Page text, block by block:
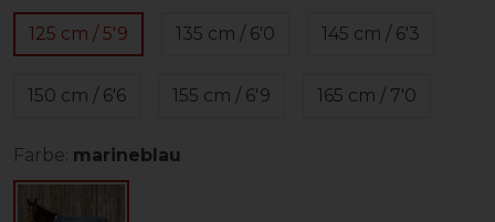
125 cm / 5'9 135 cm / 6'0 145 cm / 6'3
150 cm / 6'6 155 cm / 6'9 165 cm / 7'0
Farbe: marineblau